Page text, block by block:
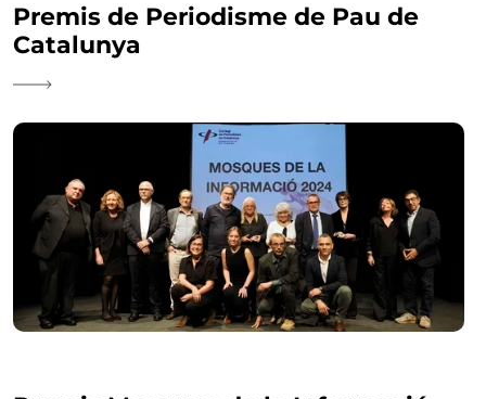
Premis de Periodisme de Pau de
Catalunya